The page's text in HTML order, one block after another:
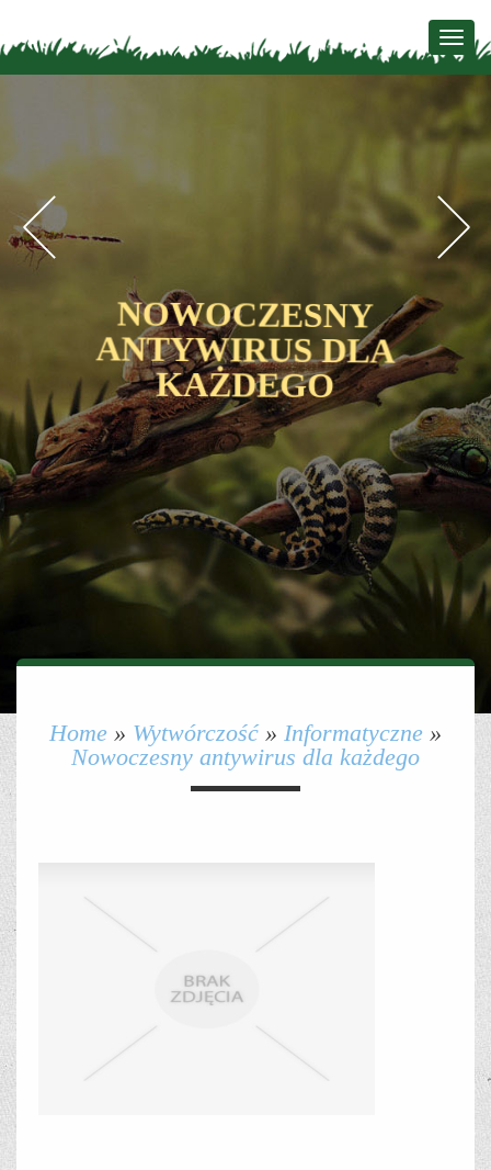
NOWOCZESNY
ANTYWIRUS DLA
KAŻDEGO
Home » Wytwórczość » Informatyczne »
Nowoczesny antywirus dla każdego